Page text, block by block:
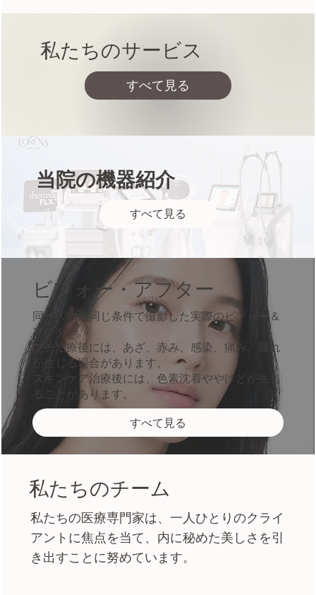
私たちのサービス
すべて見る
当院の機器紹介
すべて見る
ビフォー・アフター
同一人物が同じ条件で撮影した実際のビフォー＆
アフター。
プチ治療後には、あざ、赤み、感染、痛み、腫れ
が生じる場合があります。
スキンケア治療後には、色素沈着ややけどが生じ
ることがあります。
すべて見る
私たちのチーム
私たちの医療専門家は、一人ひとりのクライ
アントに焦点を当て、内に秘めた美しさを引
き出すことに努めています。